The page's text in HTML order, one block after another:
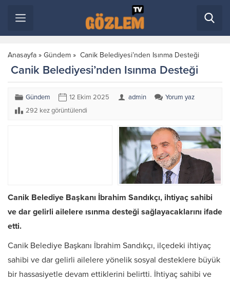
Anasayfa » Gündem » Canik Belediyesi’nden Isınma Desteği
Canik Belediyesi’nden Isınma Desteği
Gündem 12 Ekim 2025 admin
Yorum yaz
292 kez görüntülendi
Canik Belediye Başkanı İbrahim Sandıkçı, ihtiyaç sahibi
ve dar gelirli ailelere ısınma desteği sağlayacaklarını ifade
etti.
Canik Belediye Başkanı İbrahim Sandıkçı, ilçedeki ihtiyaç
sahibi ve dar gelirli ailelere yönelik sosyal desteklere büyük
bir hassasiyetle devam ettiklerini belirtti. İhtiyaç sahibi ve